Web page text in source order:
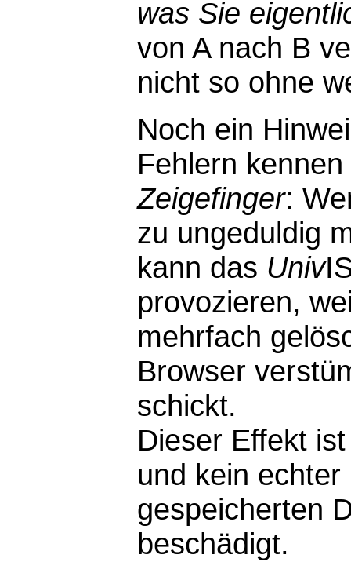
was Sie
von A nach B
nicht so ohne
Noch ein
Fehlern
Zeigefinger:
zu ungeduldig
kann das Univ
provozieren,
mehrfach
Browser
schickt.
Dieser Effekt
und kein
gespeicherten
beschädigt.